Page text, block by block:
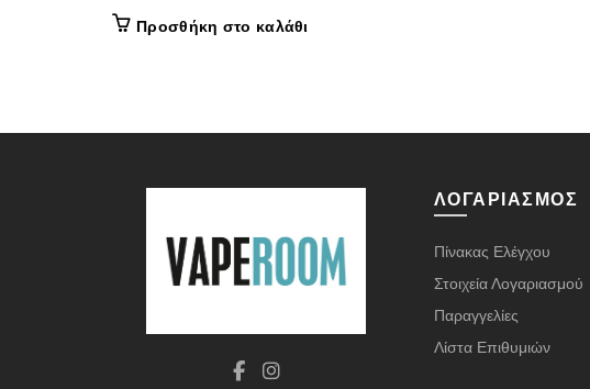
Προσθήκη στο καλάθι
ΛΟΓΑΡΙΑΣΜΌΣ
Πίνακας Ελέγχου
Στοιχεία Λογαριασμού
Παραγγελίες
Λίστα Επιθυμιών